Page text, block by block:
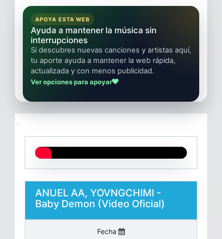
APOYA ESTA WEB
Ayuda a mantener la música sin
interrupciones
Si descubres nuevas canciones y artistas aquí,
tu aporte ayuda a mantener la web rápida,
actualizada y con menos publicidad.
Ver opciones para apoyar
ANUEL AA, YOVNGCHIMI -
Baby Demon (Video Oficial)
Fecha